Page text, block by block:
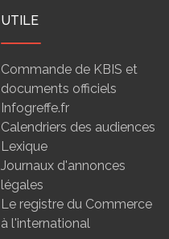
UTILE
Commande de KBIS et
documents officiels
Infogreffe.fr
Calendriers des audiences
Lexique
Journaux d'annonces
légales
Le registre du Commerce
à l'international